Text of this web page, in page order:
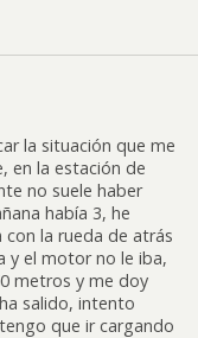
la situación que me
en la estación de
no suele haber
había 3, he
la rueda de atrás
y el motor no le iba,
metros y me doy
salido, intento
que ir cargando